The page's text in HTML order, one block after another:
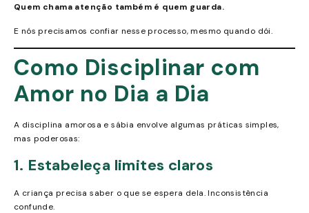
Quem chama atenção também é quem guarda.
E nós precisamos confiar nesse processo, mesmo quando dói.
Como Disciplinar com
Amor no Dia a Dia
A disciplina amorosa e sábia envolve algumas práticas simples,
mas poderosas:
1. Estabeleça limites claros
A criança precisa saber o que se espera dela. Inconsistência
confunde.